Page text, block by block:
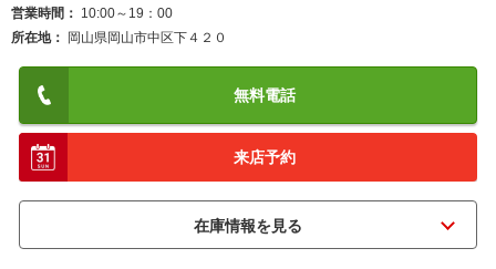
営業時間
10:00～19：00
所在地
岡山県岡山市中区下４２０
無料電話
来店予約